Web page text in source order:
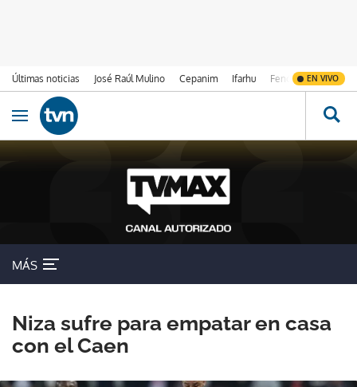
Últimas noticias José Raúl Mulino Cepanim Ifarhu Fenómeno de El
EN VIVO
Ir al contenido
Obrir navegació
MÁS
Niza sufre para empatar en casa
con el Caen